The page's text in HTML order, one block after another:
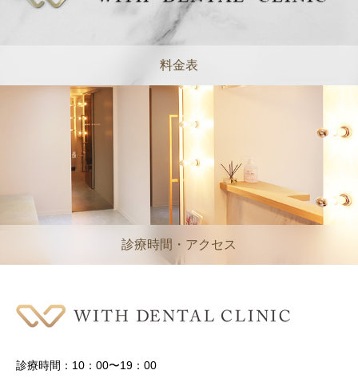
料金表
診療時間・アクセス
診療時間：10：00〜19：00